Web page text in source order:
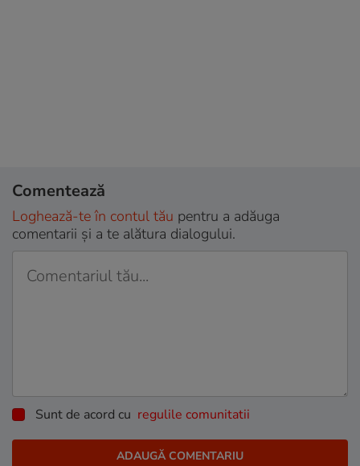
Comentează
Loghează-te în contul tău pentru a adăuga
comentarii și a te alătura dialogului.
Sunt de acord cu regulile comunitatii